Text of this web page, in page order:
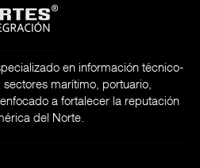
en información técnico-
marítimo, portuario,
a fortalecer la reputación
del Norte.